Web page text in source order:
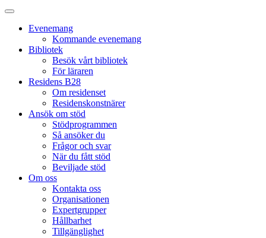
Stäng
huvudmenyn
Evenemang
Kommande evenemang
Bibliotek
Besök vårt bibliotek
För läraren
Residens B28
Om residenset
Residenskonstnärer
Ansök om stöd
Stödprogrammen
Så ansöker du
Frågor och svar
När du fått stöd
Beviljade stöd
Om oss
Kontakta oss
Organisationen
Expertgrupper
Hållbarhet
Tillgänglighet